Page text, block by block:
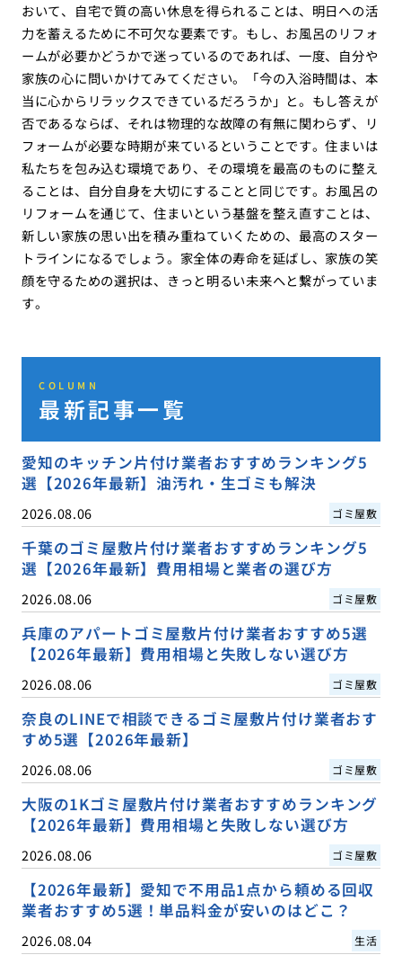
おいて、自宅で質の高い休息を得られることは、明日への活
力を蓄えるために不可欠な要素です。もし、お風呂のリフォ
ームが必要かどうかで迷っているのであれば、一度、自分や
家族の心に問いかけてみてください。「今の入浴時間は、本
当に心からリラックスできているだろうか」と。もし答えが
否であるならば、それは物理的な故障の有無に関わらず、リ
フォームが必要な時期が来ているということです。住まいは
私たちを包み込む環境であり、その環境を最高のものに整え
ることは、自分自身を大切にすることと同じです。お風呂の
リフォームを通じて、住まいという基盤を整え直すことは、
新しい家族の思い出を積み重ねていくための、最高のスター
トラインになるでしょう。家全体の寿命を延ばし、家族の笑
顔を守るための選択は、きっと明るい未来へと繋がっていま
す。
COLUMN
最新記事一覧
愛知のキッチン片付け業者おすすめランキング5
選【2026年最新】油汚れ・生ゴミも解決
2026.08.06 ゴミ屋敷
千葉のゴミ屋敷片付け業者おすすめランキング5
選【2026年最新】費用相場と業者の選び方
2026.08.06 ゴミ屋敷
兵庫のアパートゴミ屋敷片付け業者おすすめ5選
【2026年最新】費用相場と失敗しない選び方
2026.08.06 ゴミ屋敷
奈良のLINEで相談できるゴミ屋敷片付け業者おす
すめ5選【2026年最新】
2026.08.06 ゴミ屋敷
大阪の1Kゴミ屋敷片付け業者おすすめランキング
【2026年最新】費用相場と失敗しない選び方
2026.08.06 ゴミ屋敷
【2026年最新】愛知で不用品1点から頼める回収
業者おすすめ5選！単品料金が安いのはどこ？
2026.08.04 生活